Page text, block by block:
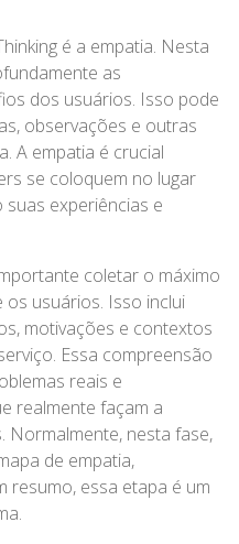
é a empatia. Nesta
as
dos usuários. Isso pode
observações e outras
A empatia é crucial
se coloquem no lugar
experiências e
coletar o máximo
usuários. Isso inclui
motivações e contextos
Essa compreensão
reais e
realmente façam a
Normalmente, nesta fase,
de empatia,
resumo, essa etapa é um